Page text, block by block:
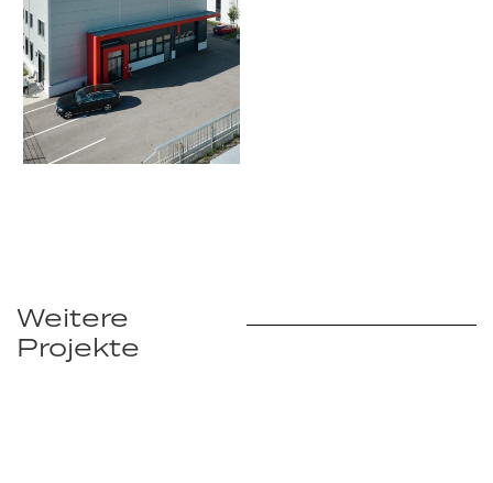
Weitere
Projekte